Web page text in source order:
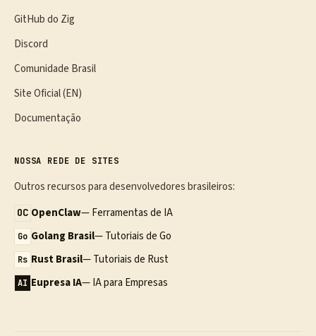
GitHub do Zig
Discord
Comunidade Brasil
Site Oficial (EN)
Documentação
NOSSA REDE DE SITES
Outros recursos para desenvolvedores brasileiros:
OC OpenClaw— Ferramentas de IA
Go Golang Brasil— Tutoriais de Go
Rs Rust Brasil— Tutoriais de Rust
AI Eupresa IA— IA para Empresas